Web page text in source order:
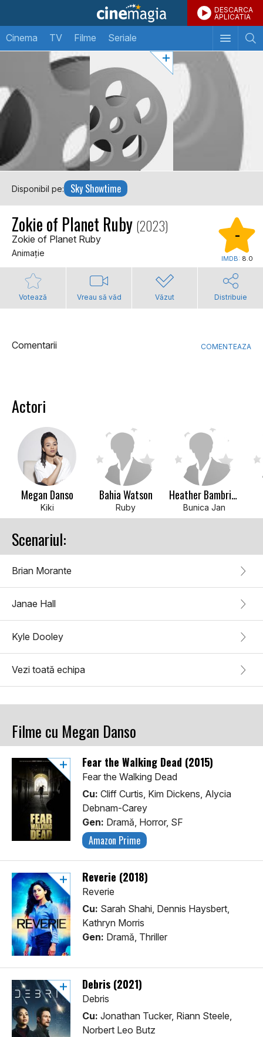
DESCARCA
APLICATIA
Cinema TV Filme Seriale
Disponibil pe: Sky Showtime
Zokie of Planet Ruby (2023)
Zokie of Planet Ruby
Animaţie
-
IMDB: 8.0
Votează Vreau să văd Văzut Distribuie
Comentarii COMENTEAZA
Actori
Megan Danso
Kiki
Bahia Watson
Ruby
Heather Bambrick
Bunica Jan
Scenariul:
Brian Morante
Janae Hall
Kyle Dooley
Vezi toată echipa
Filme cu Megan Danso
Fear the Walking Dead (2015)
Fear the Walking Dead
Cu: Cliff Curtis, Kim Dickens, Alycia
Debnam-Carey
Gen: Dramă, Horror, SF
Amazon Prime
Reverie (2018)
Reverie
Cu: Sarah Shahi, Dennis Haysbert,
Kathryn Morris
Gen: Dramă, Thriller
Debris (2021)
Debris
Cu: Jonathan Tucker, Riann Steele,
Norbert Leo Butz